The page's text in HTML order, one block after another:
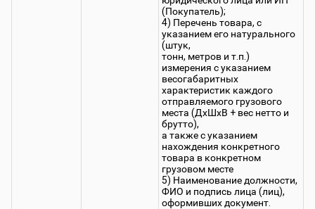
(Покупатель);
4) Перечень товара, с
указанием его натурального
(штук,
тонн, метров и т.п.)
измерения с указанием
весогабаритных
характеристик каждого
отправляемого грузового
места (ДхШхВ + вес нетто и
брутто),
а также с указанием
нахождения конкретного
товара в конкретном
грузовом месте
5) Наименование должности,
ФИО и подпись лица (лиц),
оформивших документ.